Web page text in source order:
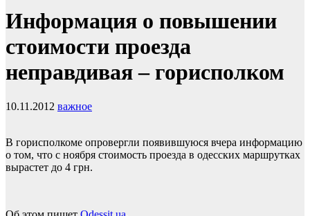
Информация о повышении
стоимости проезда
неправдивая – горисполком
10.11.2012 важное
В горисполкоме опровергли появившуюся вчера информацию
о том, что с ноября стоимость проезда в одесских маршрутках
вырастет до 4 грн.